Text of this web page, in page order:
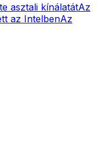
asztali kínálatátAz
az IntelbenAz